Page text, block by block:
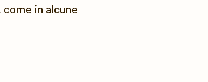
in alcune